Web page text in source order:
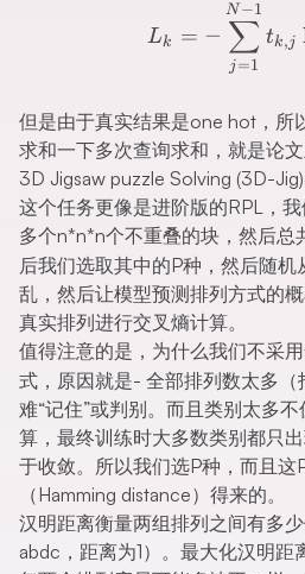
Lk = −
j=1
∑
N−1
tk,j
但是由于真实结果是one hot，所
求和一下多次查询求和，就是论
3D Jigsaw puzzle Solving (3D-Jig)
这个任务更像是进阶版的RPL，
多个n*n*n个不重叠的块，然后总
后我们选取其中的P种，然后随
乱，然后让模型预测排列方式的
真实排列进行交叉熵计算。
值得注意的是，为什么我们不采
式，原因就是- 全部排列数太多（
难“记住”或判别。而且类别太多
算，最终训练时大多数类别都只
于收敛。所以我们选P种，而且
（Hamming distance）得来的。
汉明距离衡量两组排列之间有多
abdc，距离为1）。最大化汉明距